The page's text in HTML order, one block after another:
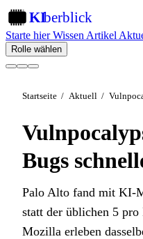
KIberblick
Starte hierWissen Artikel
Rolle wählen
Startseite / Aktuell /
Bugs
Palo Alto fand mit KI-
statt der üblichen 5
Mozilla erleben